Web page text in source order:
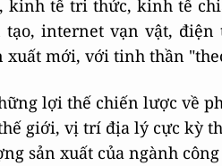
tế tri thức, kinh tế
internet vạn vật,
xuất mới, với tinh thần
lợi thế chiến lược về
giới, vị trí địa lý cực kỳ
sản xuất của ngành